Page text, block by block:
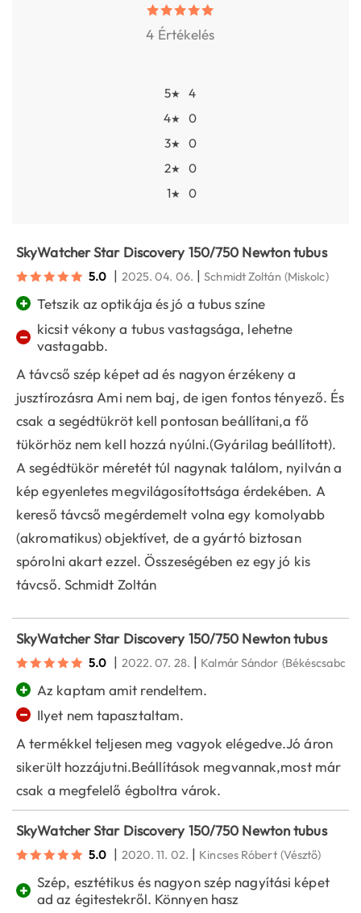
4 Értékelés
5★
4
4★
0
3★
0
2★
0
1★ 0
SkyWatcher Star Discovery 150/750 Newton tubus
5.0 | 2025. 04. 06. |Schmidt Zoltán (Miskolc)
+ Tetszik az optikája és jó a tubus színe
−
kicsit vékony a tubus vastagsága, lehetne
vastagabb.
A távcső szép képet ad és nagyon érzékeny a
jusztírozásra Ami nem baj, de igen fontos tényező. És
csak a segédtükröt kell pontosan beállítani,a fő
tükörhöz nem kell hozzá nyúlni.(Gyárilag beállított).
A segédtükör méretét túl nagynak találom, nyilván a
kép egyenletes megvilágosítottsága érdekében. A
kereső távcső megérdemelt volna egy komolyabb
(akromatikus) objektívet, de a gyártó biztosan
spórolni akart ezzel. Összeségében ez egy jó kis
távcső. Schmidt Zoltán
SkyWatcher Star Discovery 150/750 Newton tubus
5.0 | 2022. 07. 28. | Kalmár Sándor (Békéscsaba)
+ Az kaptam amit rendeltem.
−
Ilyet nem tapasztaltam.
A termékkel teljesen meg vagyok elégedve.Jó áron
sikerült hozzájutni.Beállítások megvannak,most már
csak a megfelelő égboltra várok.
SkyWatcher Star Discovery 150/750 Newton tubus
5.0 | 2020. 11. 02. | Kincses Róbert (Vésztő)
+ Szép, esztétikus és nagyon szép nagyítási képet
ad az égitestekről. Könnyen hasz